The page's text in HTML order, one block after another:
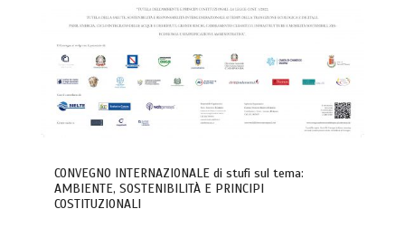
CONVEGNO INTERNAZIONALE di stufi sul tema:
AMBIENTE, SOSTENIBILITÀ E PRINCIPI
COSTITUZIONALI